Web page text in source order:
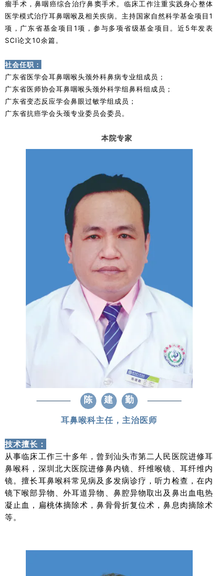
瘤手术，鼻咽癌综合治疗鼻窦手术。临床工作注重实践身心整体
医学模式治疗耳鼻咽喉及相关疾病。主持国家自然科学基金项目1
项，广东省基金项目1项，参与多项省级基金项目。近5年发表
SCI论文10余篇。
社会任职：
广东省医学会耳鼻咽喉头颈外科鼻病专业组成员；
广东省医师协会耳鼻咽喉头颈外科学组鼻科组成员；
广东省变态反应学会鼻眼过敏学组成员；
广东省抗癌学会头颈专业委员会委员。
本院专家
陈 建 勤
耳鼻喉科主任，主治医师
技术擅长：
从事临床工作三十多年，曾到汕头市第二人民医院进修耳
鼻喉科，深圳北大医院进修鼻内镜、纤维喉镜、耳纤维内
镜。擅长耳鼻喉科常见病及多发病诊疗，听力检查，在内
镜下喉部异物、外耳道异物、鼻腔异物取出及鼻出血电热
凝止血，扁桃体摘除术，鼻骨骨折复位术，鼻息肉摘除术
等。